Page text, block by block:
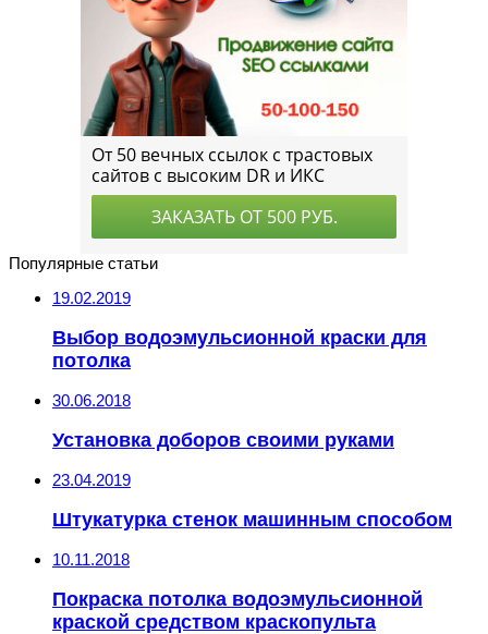
Популярные статьи
19.02.2019
Выбор водоэмульсионной краски для
потолка
30.06.2018
Установка доборов своими руками
23.04.2019
Штукатурка стенок машинным способом
10.11.2018
Покраска потолка водоэмульсионной
краской средством краскопульта